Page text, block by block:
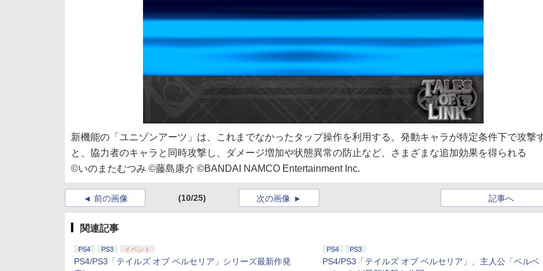
新機能の「ユニゾンアーツ」は、これまでなかったタップ操作を利用する。発動キャラが特定条件下で攻撃
と、協力者のキャラと同時攻撃し、ダメージ増加や状態異常の防止など、さまざまな追加効果を得られる
©いのまたむつみ ©藤島康介 ©BANDAI NAMCO Entertainment Inc.
前の画像 (10/25) 記事へ
次の画像
関連記事
PS4 PS3 イベント
PS4/PS3「テイルズ オブ ベルセリア」シリーズ最新作発
PS4 PS3
PS4/PS3「テイルズ オブ ベルセリア」、主人公「ベルベ